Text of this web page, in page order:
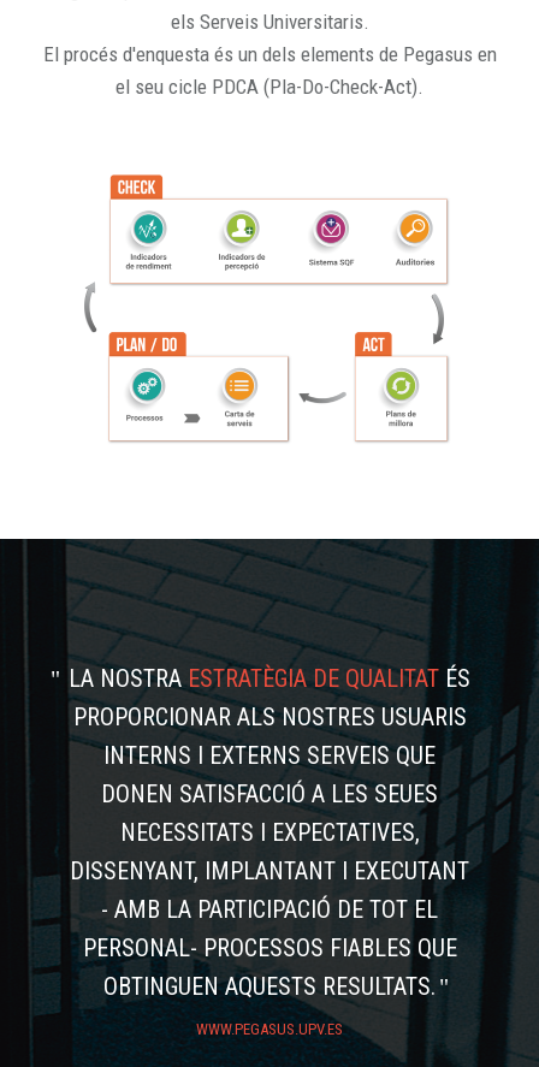
els Serveis Universitaris.
El procés d'enquesta és un dels elements de Pegasus en
el seu cicle PDCA (Pla-Do-Check-Act).
LA NOSTRAESTRATÈGIA DE QUALITAT ÉS
PROPORCIONAR ALS NOSTRES USUARIS
INTERNS I EXTERNS SERVEIS QUE
DONEN SATISFACCIÓ A LES SEUES
NECESSITATS I EXPECTATIVES,
DISSENYANT, IMPLANTANT I EXECUTANT
- AMB LA PARTICIPACIÓ DE TOT EL
PERSONAL- PROCESSOS FIABLES QUE
OBTINGUEN AQUESTS RESULTATS.
WWW.PEGASUS.UPV.ES